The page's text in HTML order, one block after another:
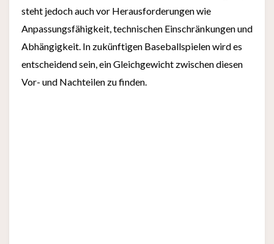
steht jedoch auch vor Herausforderungen wie
Anpassungsfähigkeit, technischen Einschränkungen und
Abhängigkeit. In zukünftigen Baseballspielen wird es
entscheidend sein, ein Gleichgewicht zwischen diesen
Vor- und Nachteilen zu finden.